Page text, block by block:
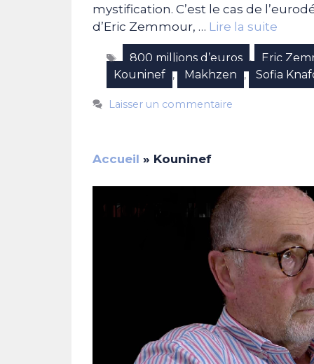
mystification. C’est le cas de
d’Eric Zemmour, … Lire la suite
Étiquettes
800 millions d’euros , Eric
Kouninef , Makhzen , Sofia
Laisser un commentaire
Accueil » Kouninef